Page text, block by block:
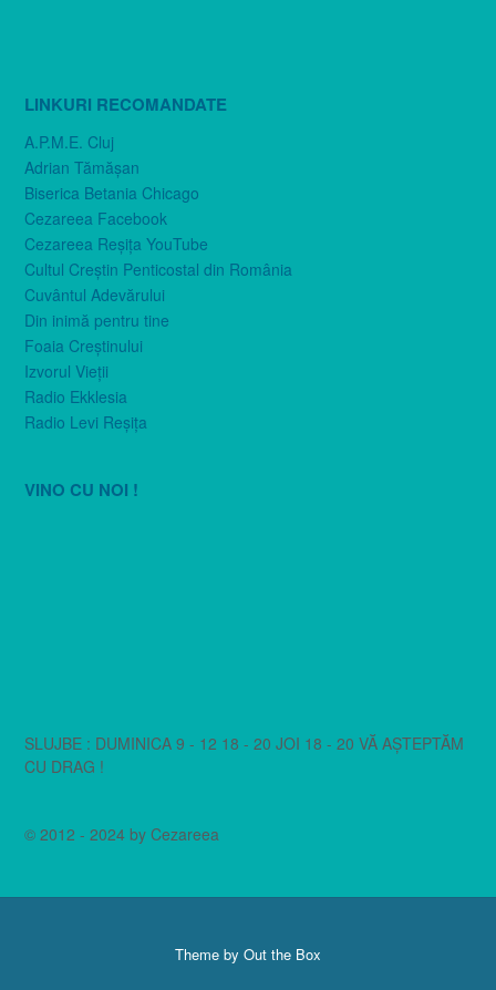
LINKURI RECOMANDATE
A.P.M.E. Cluj
Adrian Tămăşan
Biserica Betania Chicago
Cezareea Facebook
Cezareea Reşiţa YouTube
Cultul Creştin Penticostal din România
Cuvântul Adevărului
Din inimă pentru tine
Foaia Creştinului
Izvorul Vieţii
Radio Ekklesia
Radio Levi Reşiţa
VINO CU NOI !
SLUJBE : DUMINICA 9 - 12 18 - 20 JOI 18 - 20 VĂ AȘTEPTĂM
CU DRAG !
© 2012 - 2024 by Cezareea
Theme by Out the Box